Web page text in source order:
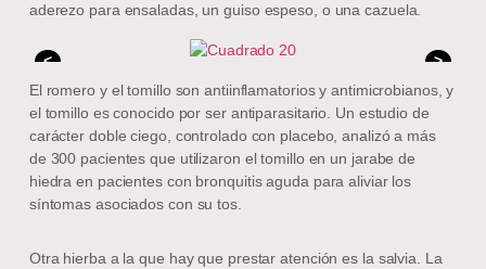
aderezo para ensaladas, un guiso espeso, o una cazuela.
<
>
El romero y el tomillo son antiinflamatorios y antimicrobianos, y
el tomillo es conocido por ser antiparasitario. Un estudio de
carácter doble ciego, controlado con placebo, analizó a más
de 300 pacientes que utilizaron el tomillo en un jarabe de
hiedra en pacientes con bronquitis aguda para aliviar los
síntomas asociados con su tos.
Otra hierba a la que hay que prestar atención es la salvia. La